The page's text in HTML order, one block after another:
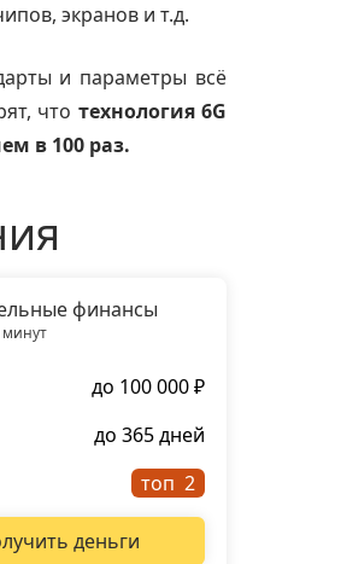
экранов и т.д.
и параметры всё
что технология 6G
в 100 раз.
финансы
минут
до 100 000 ₽
до 365 дней
топ
деньги